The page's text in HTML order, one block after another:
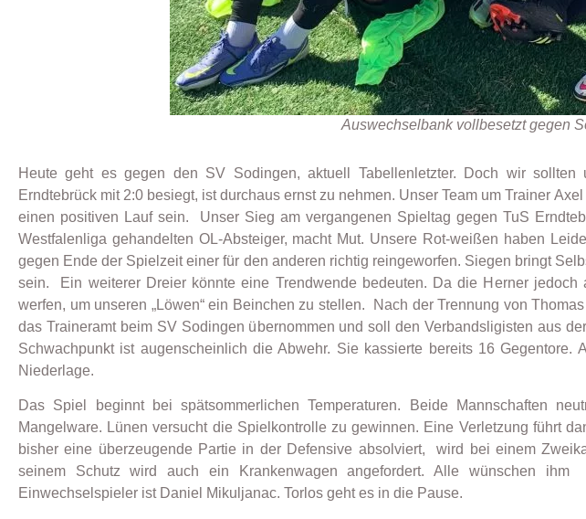
Auswechselbank vollbesetzt gegen
Heute geht es gegen den SV Sodingen, aktuell Tabellenletzter. Doch wir
Erndtebrück mit 2:0 besiegt, ist durchaus ernst zu nehmen. Unser Team um Trainer
einen positiven Lauf sein. Unser Sieg am vergangenen Spieltag gegen TuS
Westfalenliga gehandelten OL-Absteiger, macht Mut. Unsere Rot-weißen haben
gegen Ende der Spielzeit einer für den anderen richtig reingeworfen. Siegen bringt
sein. Ein weiterer Dreier könnte eine Trendwende bedeuten. Da die Herner
werfen, um unseren „Löwen“ ein Beinchen zu stellen. Nach der Trennung von
das Traineramt beim SV Sodingen übernommen und soll den Verbandsligisten aus
Schwachpunkt ist augenscheinlich die Abwehr. Sie kassierte bereits 16
Niederlage.
Das Spiel beginnt bei spätsommerlichen Temperaturen. Beide Mannschaften
Mangelware. Lünen versucht die Spielkontrolle zu gewinnen. Eine Verletzung führt
bisher eine überzeugende Partie in der Defensive absolviert, wird bei einem
seinem Schutz wird auch ein Krankenwagen angefordert. Alle wünschen
Einwechselspieler ist Daniel Mikuljanac. Torlos geht es in die Pause.